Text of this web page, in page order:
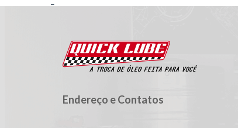
Endereço e Contatos